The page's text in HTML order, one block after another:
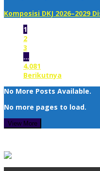
Komposisi DKJ 2026–2029
1
2
3
…
4,081
Berikutnya
No More Posts Available.
No more pages to load.
View More